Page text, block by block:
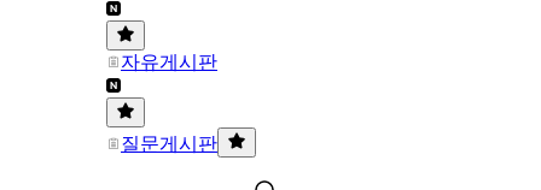
자유게시판
질문게시판